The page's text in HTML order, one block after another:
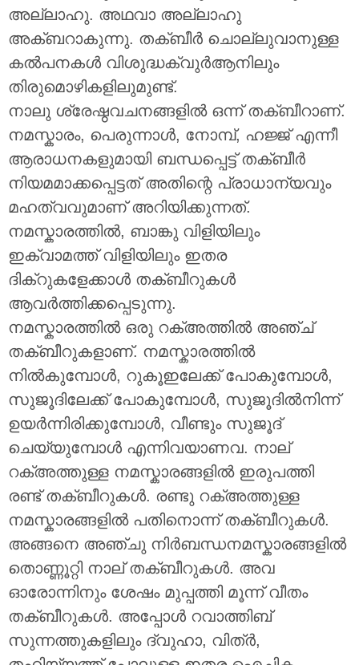
അല്ലാഹു. അഥവാ അല്ലാഹു
അക്ബറാകുന്നു. തക്ബീർ ചൊല്ലുവാനുള്ള
കൽപനകൾ വിശുദ്ധക്വുർആനിലും
തിരുമൊഴികളിലുമുണ്ട്.
നാലു ശ്രേഷ്ഠവചനങ്ങളിൽ ഒന്ന് തക്ബീറാണ്.
നമസ്കാരം, പെരുന്നാൾ, നോമ്പ്, ഹജ്ജ് എന്നീ
ആരാധനകളുമായി ബന്ധപ്പെട്ട് തക്ബീർ
നിയമമാക്കപ്പെട്ടത് അതിന്റെ പ്രാധാന്യവും
മഹത്വവുമാണ് അറിയിക്കുന്നത്.
നമസ്കാരത്തിൽ, ബാങ്കു വിളിയിലും
ഇക്വാമത്ത് വിളിയിലും ഇതര
ദിക്റുകളേക്കാൾ തക്ബീറുകൾ
ആവർത്തിക്കപ്പെടുന്നു.
നമസ്കാരത്തിൽ ഒരു റക്അത്തിൽ അഞ്ച്
തക്ബീറുകളാണ്. നമസ്കാരത്തിൽ
നിൽകുമ്പോൾ, റുകൂഇലേക്ക് പോകുമ്പോൾ,
സുജൂദിലേക്ക് പോകുമ്പോൾ, സുജൂദിൽനിന്ന്
ഉയർന്നിരിക്കുമ്പോൾ, വീണ്ടും സുജൂദ്
ചെയ്യുമ്പോൾ എന്നിവയാണവ. നാല്
റക്അത്തുള്ള നമസ്കാരങ്ങളിൽ ഇരുപത്തി
രണ്ട് തക്ബീറുകൾ. രണ്ടു റക്അത്തുള്ള
നമസ്കാരങ്ങളിൽ പതിനൊന്ന് തക്ബീറുകൾ.
അങ്ങനെ അഞ്ചു നിർബന്ധനമസ്കാരങ്ങളിൽ
തൊണ്ണൂറ്റി നാല് തക്ബീറുകൾ. അവ
ഓരോന്നിനും ശേഷം മുപ്പത്തി മൂന്ന് വീതം
തക്ബീറുകൾ. അപ്പോൾ റവാത്തിബ്
സുന്നത്തുകളിലും ദ്വുഹാ, വിത്ർ,